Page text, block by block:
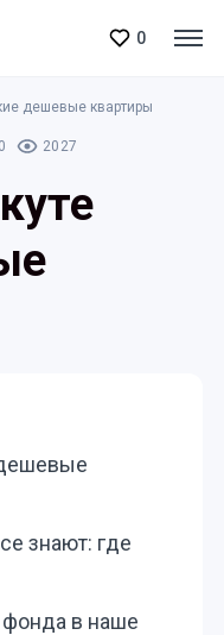
0
дешевые квартиры
2027
знают: где
в наше